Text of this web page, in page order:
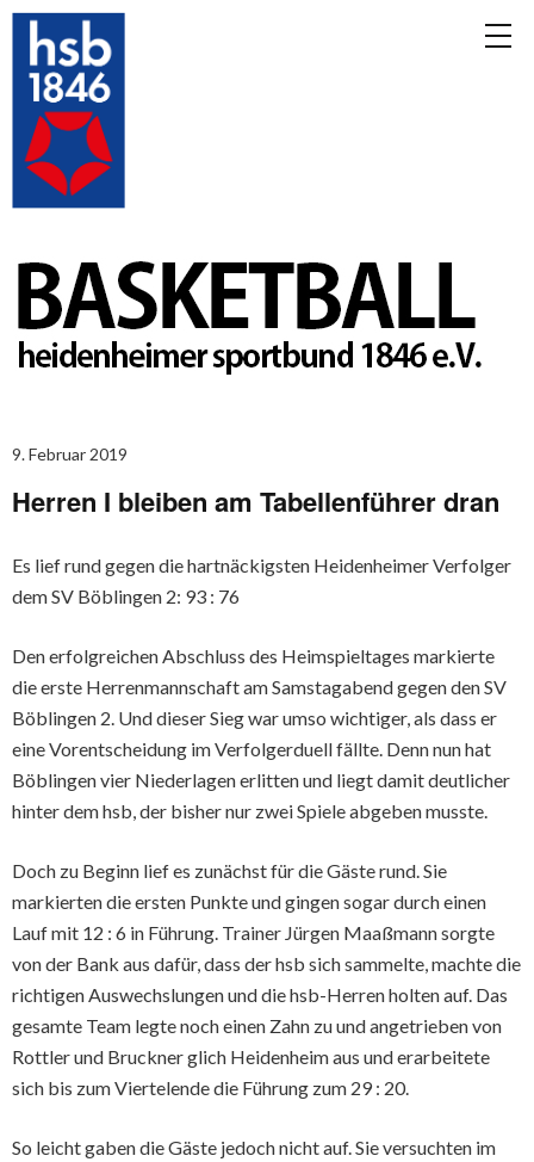
9. Februar 2019
Herren I bleiben am Tabellenführer dran
Es lief rund gegen die hartnäckigsten Heidenheimer Verfolger
dem SV Böblingen 2: 93 : 76
Den erfolgreichen Abschluss des Heimspieltages markierte
die erste Herrenmannschaft am Samstagabend gegen den SV
Böblingen 2. Und dieser Sieg war umso wichtiger, als dass er
eine Vorentscheidung im Verfolgerduell fällte. Denn nun hat
Böblingen vier Niederlagen erlitten und liegt damit deutlicher
hinter dem hsb, der bisher nur zwei Spiele abgeben musste.
Doch zu Beginn lief es zunächst für die Gäste rund. Sie
markierten die ersten Punkte und gingen sogar durch einen
Lauf mit 12 : 6 in Führung. Trainer Jürgen Maaßmann sorgte
von der Bank aus dafür, dass der hsb sich sammelte, machte die
richtigen Auswechslungen und die hsb-Herren holten auf. Das
gesamte Team legte noch einen Zahn zu und angetrieben von
Rottler und Bruckner glich Heidenheim aus und erarbeitete
sich bis zum Viertelende die Führung zum 29 : 20.
So leicht gaben die Gäste jedoch nicht auf. Sie versuchten im